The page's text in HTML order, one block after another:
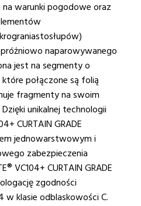
warunki pogodowe oraz
naparowywanego
jest na segmenty o
połączone są folią
fragmenty na swoim
unikalnej technologii
CURTAIN GRADE
jednowarstwowym i
zabezpieczenia
VC104+ CURTAIN GRADE
zgodności
w klasie odblaskowości C.